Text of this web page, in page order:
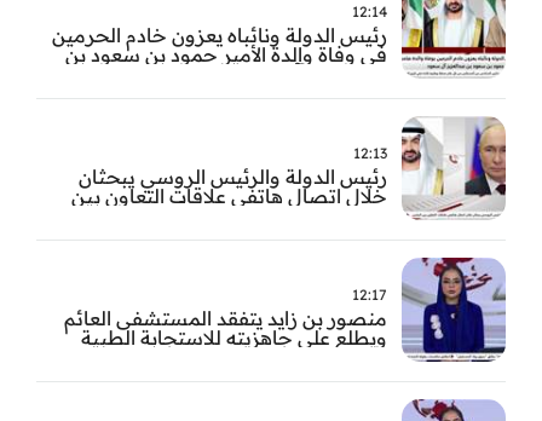
12:14
رئيس الدولة ونائباه يعزون خادم الحرمين
في وفاة والدة الأمير حمود بن سعود بن
12:13
رئيس الدولة والرئيس الروسي يبحثان
خلال اتصال هاتفي علاقات التعاون بين
12:17
منصور بن زايد يتفقد المستشفى العائم
ويطلع على جاهزيته للاستجابة الطبية